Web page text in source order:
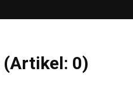
(Artikel: 0)